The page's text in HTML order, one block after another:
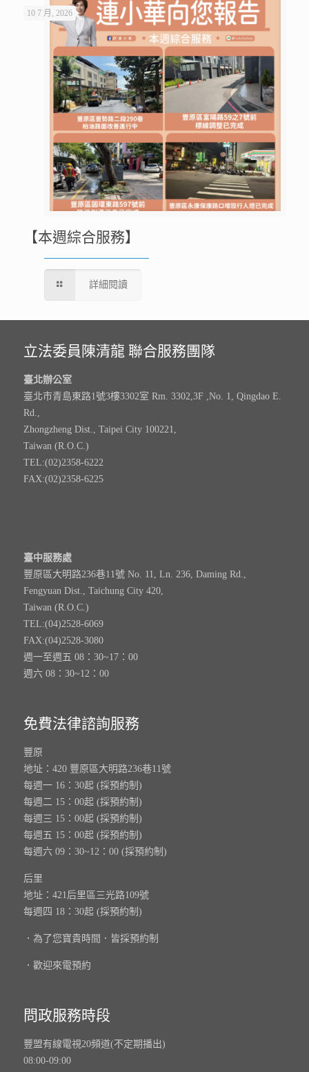
10 7 月, 2026
【本週綜合服務】
詳細閱讀
立法委員陳清龍 聯合服務團隊
臺北辦公室
臺北市青島東路1號3樓3302室 Rm. 3302,3F ,No. 1, Qingdao E.
Rd.,
Zhongzheng Dist., Taipei City 100221,
Taiwan (R.O.C.)
TEL:(02)2358-6222
FAX:(02)2358-6225
臺中服務處
豐原區大明路236巷11號 No. 11, Ln. 236, Daming Rd.,
Fengyuan Dist., Taichung City 420,
Taiwan (R.O.C.)
TEL:(04)2528-6069
FAX:(04)2528-3080
週一至週五 08：30~17：00
週六 08：30~12：00
免費法律諮詢服務
豐原
地址：420 豐原區大明路236巷11號
每週一 16：30起 (採預約制)
每週二 15：00起 (採預約制)
每週三 15：00起 (採預約制)
每週五 15：00起 (採預約制)
每週六 09：30~12：00 (採預約制)
后里
地址：421后里區三光路109號
每週四 18：30起 (採預約制)
．為了您寶貴時間．皆採預約制
．歡迎來電預約
問政服務時段
豐盟有線電視20頻道(不定期播出)
08:00-09:00